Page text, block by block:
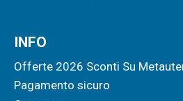
INFO
Offerte 2026 Sconti Su
Pagamento sicuro